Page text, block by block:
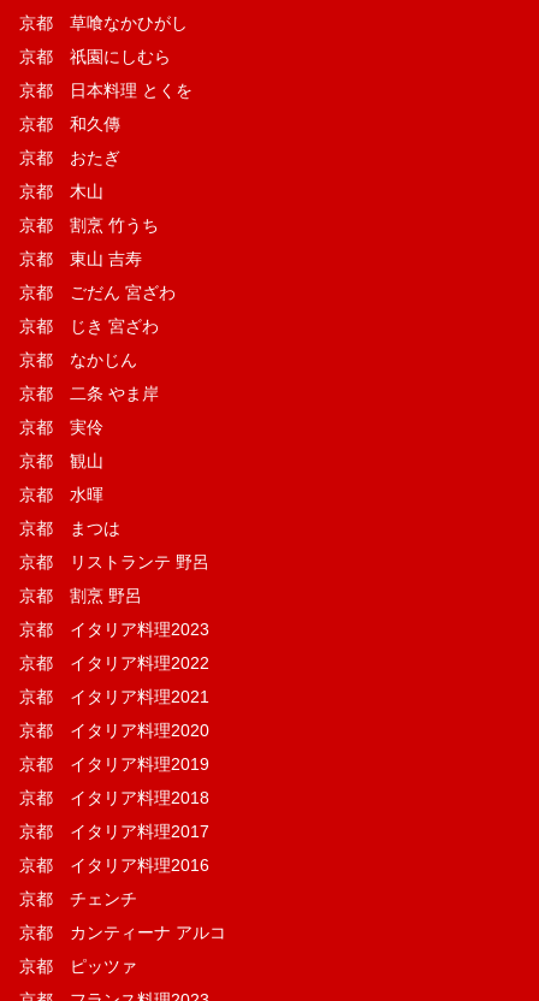
京都 草喰なかひがし
京都 祇園にしむら
京都 日本料理 とくを
京都 和久傳
京都 おたぎ
京都 木山
京都 割烹 竹うち
京都 東山 吉寿
京都 ごだん 宮ざわ
京都 じき 宮ざわ
京都 なかじん
京都 二条 やま岸
京都 実伶
京都 観山
京都 水暉
京都 まつは
京都 リストランテ 野呂
京都 割烹 野呂
京都 イタリア料理2023
京都 イタリア料理2022
京都 イタリア料理2021
京都 イタリア料理2020
京都 イタリア料理2019
京都 イタリア料理2018
京都 イタリア料理2017
京都 イタリア料理2016
京都 チェンチ
京都 カンティーナ アルコ
京都 ピッツァ